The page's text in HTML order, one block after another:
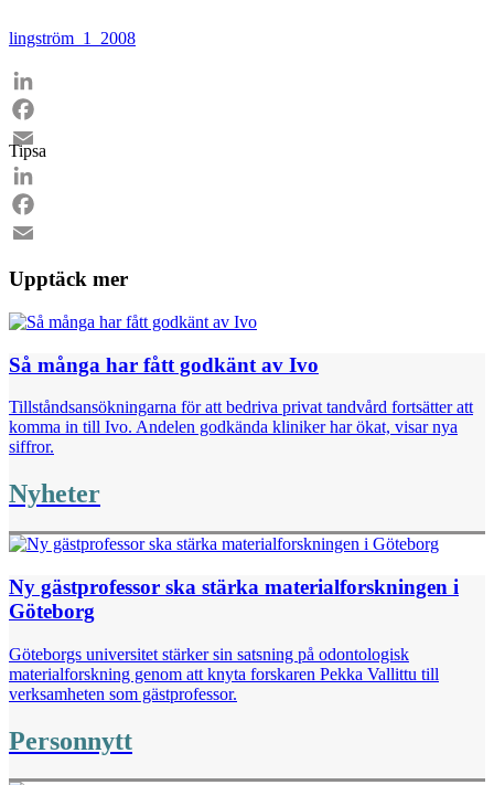
lingström_1_2008
LinkedIn
Facebook
Email
Tipsa
LinkedIn
Facebook
Upptäck mer
Så många har fått godkänt av Ivo
Tillståndsansökningarna för att bedriva privat tandvård fortsätter att
komma in till Ivo. Andelen godkända kliniker har ökat, visar nya
siffror.
Nyheter
Ny gästprofessor ska stärka materialforskningen i
Göteborg
Göteborgs universitet stärker sin satsning på odontologisk
materialforskning genom att knyta forskaren Pekka Vallittu till
verksamheten som gästprofessor.
Personnytt